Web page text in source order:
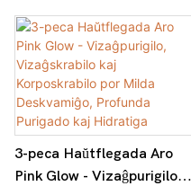
radianta haŭto - 170 ml ĉiu
korposkrabiloj por milda
deskvamiĝo, profunda purigo
kaj hidratigita radianta haŭto.
3-peca Haŭtflegada Aro
Pink Glow - Vizaĝpurigilo,